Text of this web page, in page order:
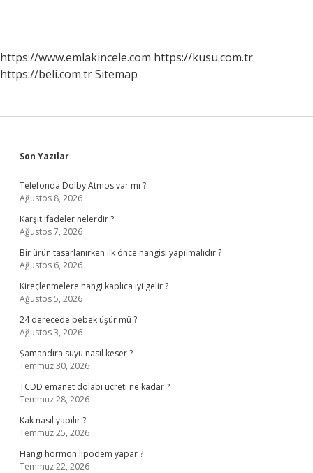
https://www.emlakincele.com https://kusu.com.tr
https://beli.com.trSitemap
Sidebar
Son Yazılar
Telefonda Dolby Atmos var mı ?
Ağustos 8, 2026
Karşıt ifadeler nelerdir ?
Ağustos 7, 2026
Bir ürün tasarlanırken ilk önce hangisi yapılmalıdır ?
Ağustos 6, 2026
Kireçlenmelere hangi kaplıca iyi gelir ?
Ağustos 5, 2026
24 derecede bebek üşür mü ?
Ağustos 3, 2026
Şamandıra suyu nasıl keser ?
Temmuz 30, 2026
TCDD emanet dolabı ücreti ne kadar ?
Temmuz 28, 2026
Kak nasıl yapılır ?
Temmuz 25, 2026
Hangi hormon lipödem yapar ?
Temmuz 22, 2026